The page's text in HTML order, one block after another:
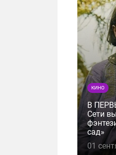
КИНО
В
Сети
сад»
01